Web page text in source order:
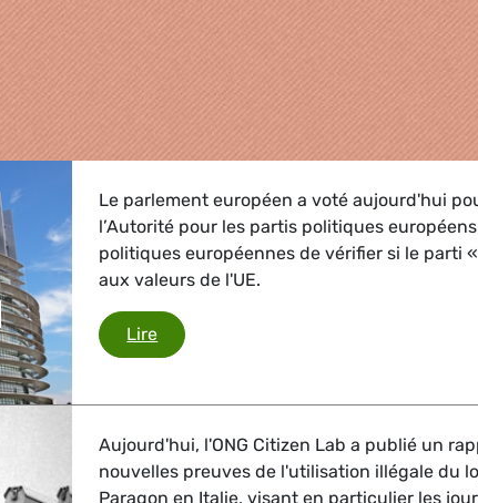
Le parlement européen a voté aujourd'hui
l’Autorité pour les partis politiques
politiques européennes de vérifier si le parti
aux valeurs de l'UE.
LireLe Parlement européen rappelle à
Aujourd'hui, l'ONG Citizen Lab a publié un
nouvelles preuves de l'utilisation illégale du
Paragon en Italie, visant en particulier les